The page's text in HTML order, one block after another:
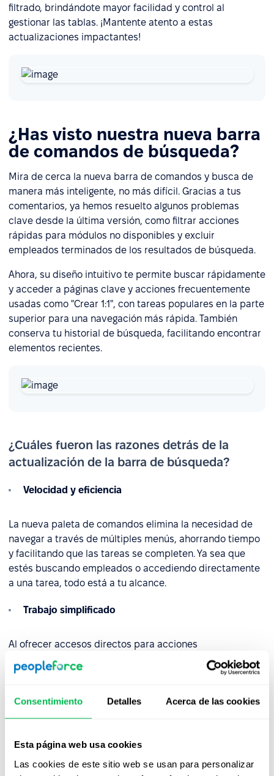
Consentimiento Detalles Acerca de las cookies
Esta página web usa cookies
Las cookies de este sitio web se usan para personalizar
filtrado, brindándote mayor facilidad y control al
gestionar las tablas. ¡Mantente atento a estas
actualizaciones impactantes!
¿Has visto nuestra nueva barra
de comandos de búsqueda?
Mira de cerca la nueva barra de comandos y busca de
manera más inteligente, no más difícil. Gracias a tus
comentarios, ya hemos resuelto algunos problemas
clave desde la última versión, como filtrar acciones
rápidas para módulos no disponibles y excluir
empleados terminados de los resultados de búsqueda.
Ahora, su diseño intuitivo te permite buscar rápidamente
y acceder a páginas clave y acciones frecuentemente
usadas como "Crear 1:1", con tareas populares en la parte
superior para una navegación más rápida. También
conserva tu historial de búsqueda, facilitando encontrar
elementos recientes.
¿Cuáles fueron las razones detrás de la
actualización de la barra de búsqueda?
Velocidad y eficiencia
La nueva paleta de comandos elimina la necesidad de
navegar a través de múltiples menús, ahorrando tiempo
y facilitando que las tareas se completen. Ya sea que
estés buscando empleados o accediendo directamente
a una tarea, todo está a tu alcance.
Trabajo simplificado
Al ofrecer accesos directos para acciones
frecuentemente usadas y mantener el historial de
búsqueda para un acceso rápido, la nueva paleta te
dónde se encuentran las cosas. La experiencia de
búsqueda es más intuitiva, permitiéndote centrarte en
herramientas.
Esperamos que encuentres útiles estas actualizaciones,